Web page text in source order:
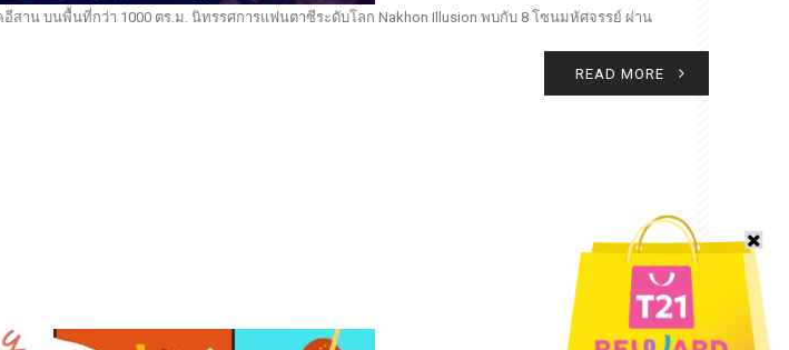
าน บนพื้นที่กว่า 1000 ตร.ม. นิทรรศการแฟนตาซีระดับโลก Nakhon Illusion พบกับ 8 โซนมหัศจรรย์ ผ่าน
READ MORE